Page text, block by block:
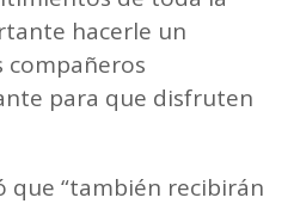
hacerle un
compañeros
para que disfruten
que “también recibirán